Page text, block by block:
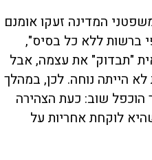
המדינה זעקו אומנם
ברשות ללא כל בסיס",
"תבדוק" את עצמה, אבל
הייתה נוחה. לכן, במהלך
הוכפל שוב: כעת הצהירה
לוקחת אחריות על